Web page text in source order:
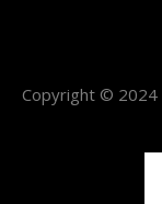
Copyright ©